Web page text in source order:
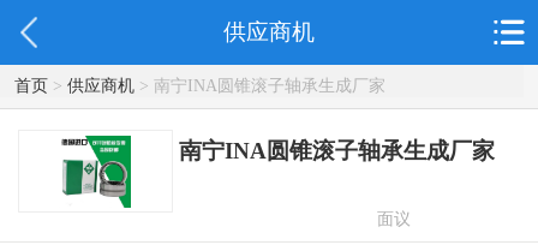
供应商机
首页> 供应商机> 南宁INA圆锥滚子轴承生成厂家
南宁INA圆锥滚子轴承生成厂家
面议